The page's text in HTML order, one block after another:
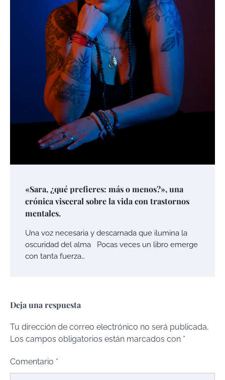
«Sara, ¿qué prefieres: más o menos?», una
crónica visceral sobre la vida con trastornos
mentales.
Una voz necesaria y descarnada que ilumina la
oscuridad del alma Pocas veces un libro emerge
con tanta fuerza…
Deja una respuesta
Tu dirección de correo electrónico no será publicada.
Los campos obligatorios están marcados con *
Comentario *